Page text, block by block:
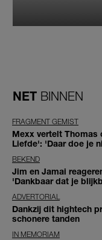
NET BINNEN
FRAGMENT GEMIST
Mexx vertelt Thomas
Liefde': 'Daar doe je
BEKEND
Jim en Jamai
'Dankbaar dat je
ADVERTORIAL
Dankzij dit hightech
schonere tanden
IN MEMORIAM